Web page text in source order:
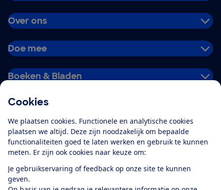
Cookies
We plaatsen cookies. Functionele en analytische cookies
plaatsen we altijd. Deze zijn noodzakelijk om bepaalde
functionaliteiten goed te laten werken en gebruik te kunnen
meten. Er zijn ook cookies naar keuze om:
Je gebruikservaring of feedback op onze site te kunnen
geven.
Over ons
Doe mee
Boeken & Bladen
Alles over de
app